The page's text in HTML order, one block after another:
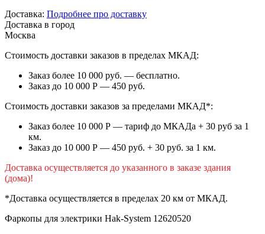
Доставка: Подробнее про доставку
Доставка в город
Москва
Стоимость доставки заказов в пределах МКАД:
Заказ более 10 000 руб. — бесплатно.
Заказ до 10 000 Р — 450 руб.
Стоимость доставки заказов за пределами МКАД*:
Заказ более 10 000 Р — тариф до МКАДа + 30 руб за 1
км.
Заказ до 10 000 Р — 450 руб. + 30 руб. за 1 км.
Доставка осуществляется до указанного в заказе здания
(дома)!
*Доставка осуществляется в пределах 20 км от МКАД.
Фаркопы для электрики Hak-System 12620520